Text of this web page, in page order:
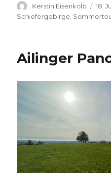
Autor
Kerstin Eisenkolb
am
18.
Schiefergebirge
Ailinger